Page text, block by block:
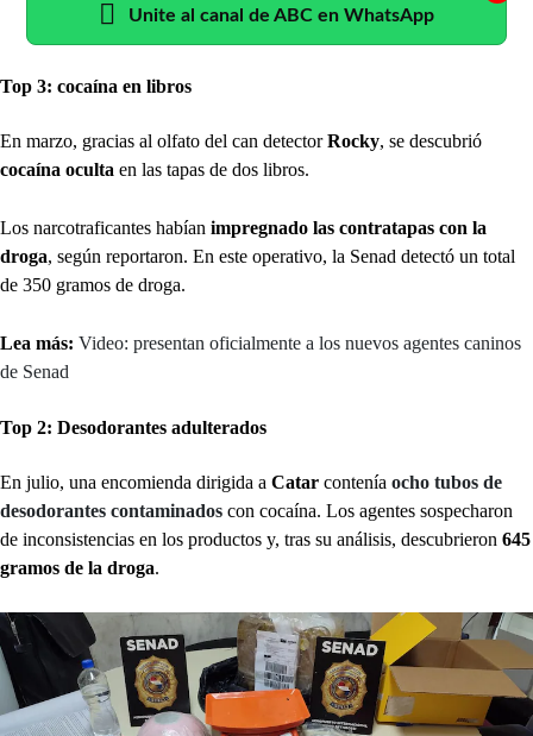
Unite al canal de ABC en WhatsApp
Top 3: cocaína en libros
En marzo, gracias al olfato del can detectorRocky, se descubrió
cocaína oculta en las tapas de dos libros.
Los narcotraficantes habían impregnado las contratapas con la
droga, según reportaron. En este operativo, la Senad detectó un total
de 350 gramos de droga.
Lea más: Video: presentan oficialmente a los nuevos agentes caninos
de Senad
Top 2: Desodorantes adulterados
En julio, una encomienda dirigida a Catar contenía ocho tubos de
desodorantes contaminados con cocaína. Los agentes sospecharon
de inconsistencias en los productos y, tras su análisis, descubrieron 645
gramos de la droga.